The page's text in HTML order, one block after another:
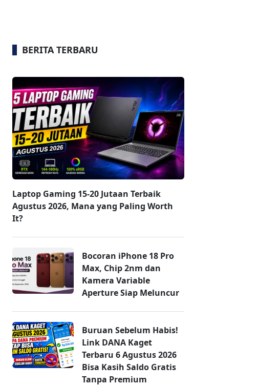
BERITA TERBARU
Laptop Gaming 15-20 Jutaan Terbaik
Agustus 2026, Mana yang Paling Worth
It?
Bocoran iPhone 18 Pro
Max, Chip 2nm dan
Kamera Variable
Aperture Siap Meluncur
Buruan Sebelum Habis!
Link DANA Kaget
Terbaru 6 Agustus 2026
Bisa Kasih Saldo Gratis
Tanpa Premium